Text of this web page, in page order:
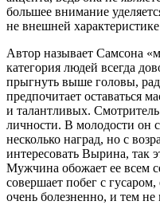
большее внимание
не внешней
Автор называет Самсона
категория людей всегда
прыгнуть выше головы,
предпочитает оставаться
и талантливых.
личности. В молодости он
несколько наград, но с
интересовать Вырина, так
Мужчина обожает ее всем
совершает побег с
очень болезненно, и тем не